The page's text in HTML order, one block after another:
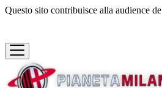
Questo sito contribuisce alla audience de